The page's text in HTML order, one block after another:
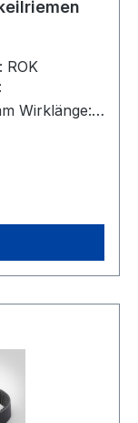
ROK
Wirklänge:
1604 Breite: